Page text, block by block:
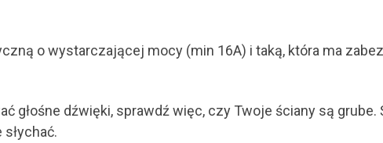
o wystarczającej mocy (min 16A) i taką, która ma
głośne dźwięki, sprawdź więc, czy Twoje ściany są